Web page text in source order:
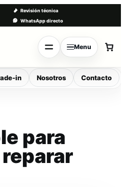
Revisión técnica
WhatsApp directo
Menu
in Nosotros Contacto
para